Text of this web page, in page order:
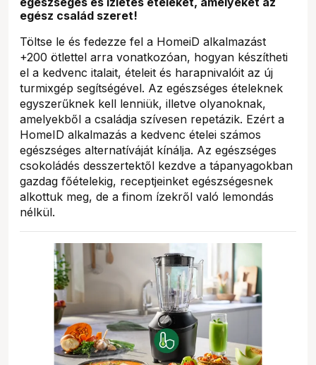
egész család szeret!
Töltse le és fedezze fel a HomeiD alkalmazást
+200 ötlettel arra vonatkozóan, hogyan készítheti
el a kedvenc italait, ételeit és harapnivalóit az új
turmixgép segítségével. Az egészséges ételeknek
egyszerűknek kell lenniük, illetve olyanoknak,
amelyekből a családja szívesen repetázik. Ezért a
HomeID alkalmazás a kedvenc ételei számos
egészséges alternatíváját kínálja. Az egészséges
csokoládés desszertektől kezdve a tápanyagokban
gazdag főételekig, receptjeinket egészségesnek
alkottuk meg, de a finom ízekről való lemondás
nélkül.